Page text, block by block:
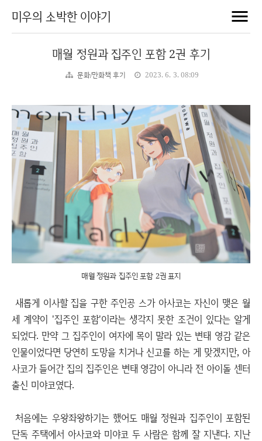
미우의 소박한 이야기
매월 정원과 집주인 포함 2권 후기
문화/만화책 후기 2023. 6. 3. 08:09
매월 정원과 집주인 포함 2권 표지
새롭게 이사할 집을 구한 주인공 스가 아사코는 자신이 맺은 월
세 계약이 '집주인 포함'이라는 생각지 못한 조건이 있다는 알게
되었다. 만약 그 집주인이 여자에 목이 말라 있는 변태 영감 같은
인물이었다면 당연히 도망을 치거나 신고를 하는 게 맞겠지만, 아
사코가 들어간 집의 집주인은 변태 영감이 아니라 전 아이돌 센터
출신 미야코였다.
처음에는 우왕좌왕하기는 했어도 매월 정원과 집주인이 포함된
단독 주택에서 아사코와 미야코 두 사람은 함께 잘 지낸다. 지난